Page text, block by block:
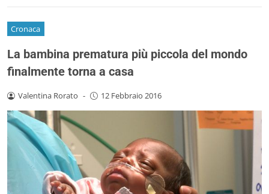
Cronaca
La bambina prematura più piccola del mondo
finalmente torna a casa
Valentina Rorato - 12 Febbraio 2016